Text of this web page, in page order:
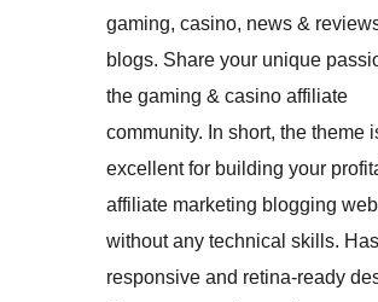
gaming, casino, news &
blogs. Share your unique
the gaming & casino affiliate
community. In short, the theme
excellent for building your
affiliate marketing blogging
without any technical skills.
responsive and retina-ready